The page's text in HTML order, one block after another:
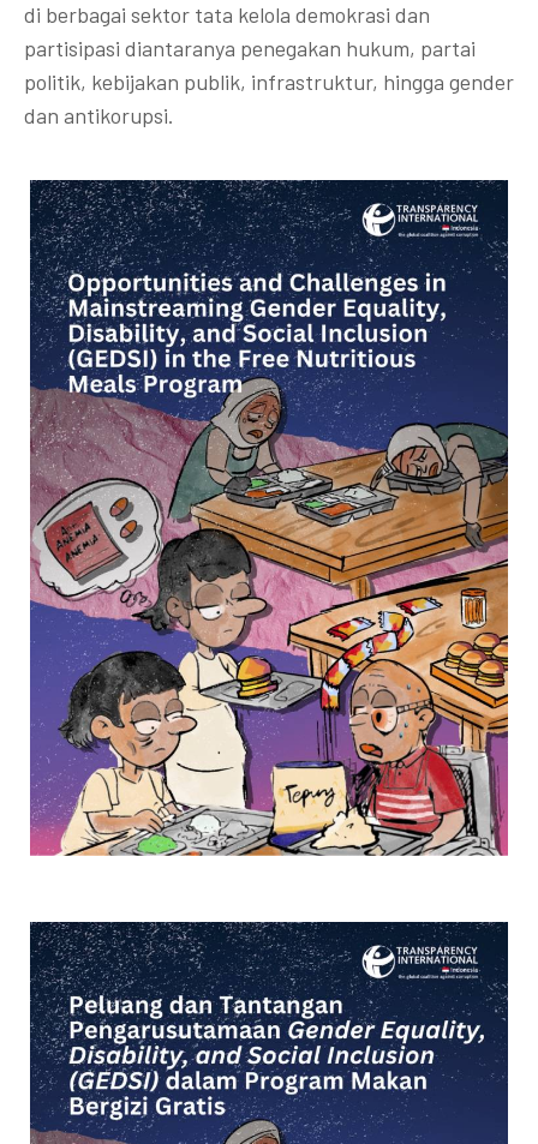
di berbagai sektor tata kelola demokrasi dan
partisipasi diantaranya penegakan hukum, partai
politik, kebijakan publik, infrastruktur, hingga gender
dan antikorupsi.